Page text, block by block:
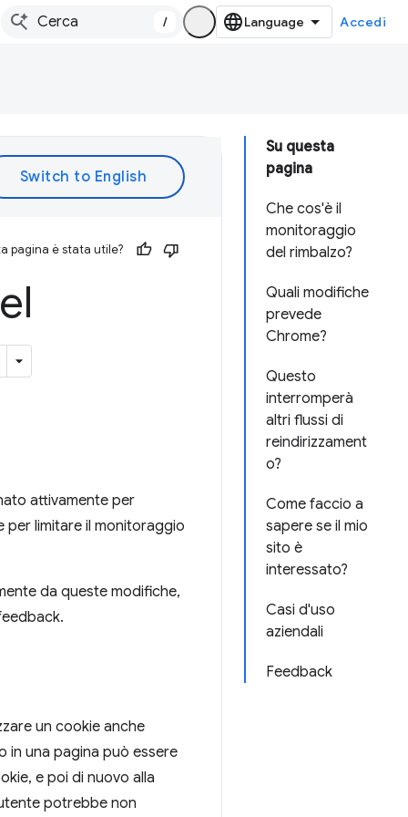
/ Accedi
Su questa
pagina
Che cos'è il
monitoraggio
del rimbalzo?
Quali modifiche
prevede
Chrome?
Questo
interromperà
altri flussi di
reindirizzament
o?
Come faccio a
sapere se il mio
sito è
interessato?
Casi d'uso
aziendali
Feedback
pagina è stata utile?
attivamente per
per limitare il monitoraggio
da queste modifiche,
un cookie anche
in una pagina può essere
e poi di nuovo alla
potrebbe non